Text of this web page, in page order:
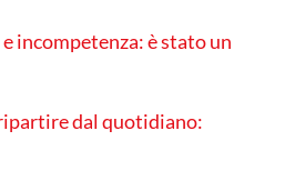
incompetenza: è stato un
dal quotidiano: